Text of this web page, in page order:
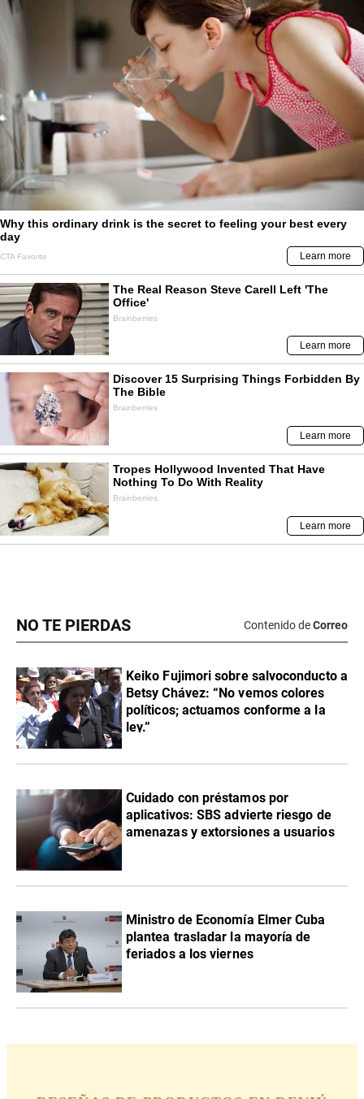
NO TE PIERDAS Contenido deCorreo
Keiko Fujimori sobre salvoconducto a
Betsy Chávez: “No vemos colores
políticos; actuamos conforme a la
ley.”
Cuidado con préstamos por
aplicativos: SBS advierte riesgo de
amenazas y extorsiones a usuarios
Ministro de Economía Elmer Cuba
plantea trasladar la mayoría de
feriados a los viernes